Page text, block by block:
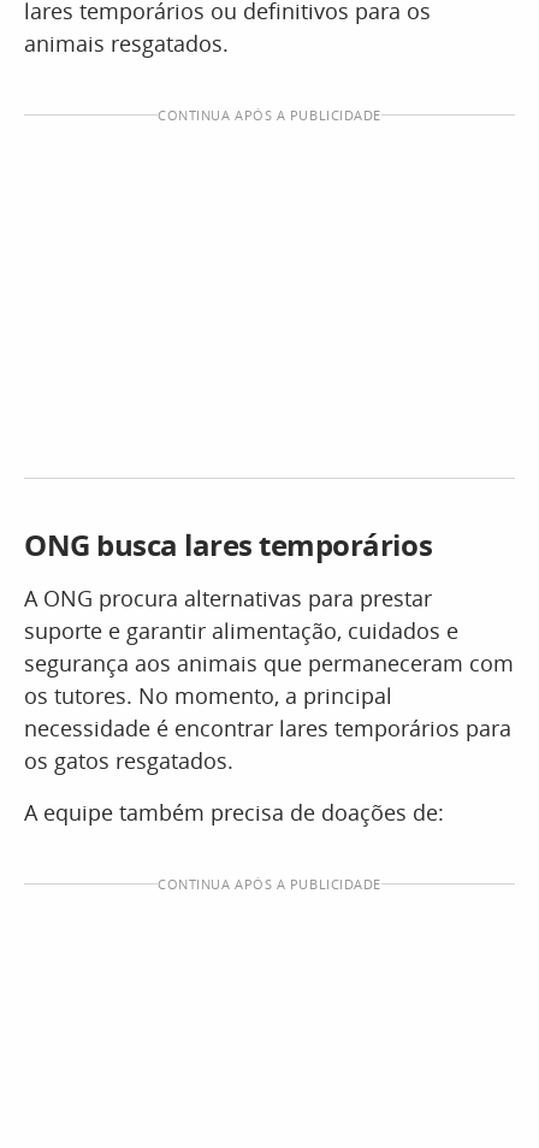
lares temporários ou definitivos para os
animais resgatados.
CONTINUA APÓS A PUBLICIDADE
ONG busca lares temporários
A ONG procura alternativas para prestar
suporte e garantir alimentação, cuidados e
segurança aos animais que permaneceram com
os tutores. No momento, a principal
necessidade é encontrar lares temporários para
os gatos resgatados.
A equipe também precisa de doações de:
CONTINUA APÓS A PUBLICIDADE